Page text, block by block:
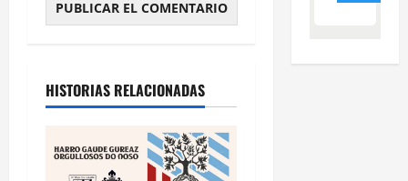
HISTORIAS RELACIONADAS